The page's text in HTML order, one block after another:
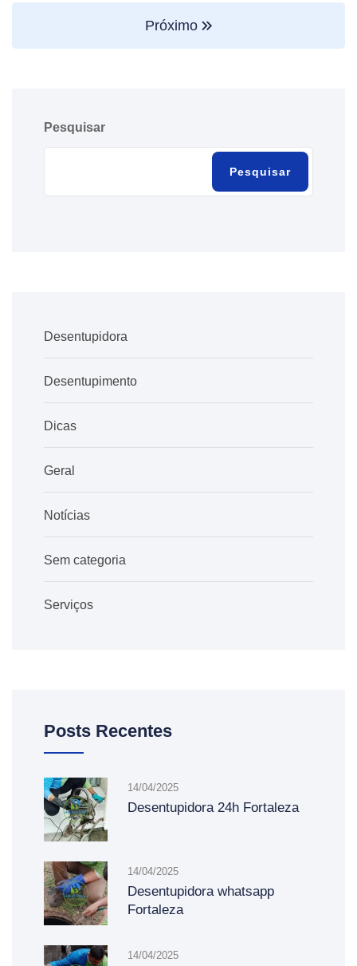
Próximo
Pesquisar
Pesquisar
Desentupidora
Desentupimento
Dicas
Geral
Notícias
Sem categoria
Serviços
Posts Recentes
14/04/2025
Desentupidora 24h Fortaleza
14/04/2025
Desentupidora whatsapp
Fortaleza
14/04/2025